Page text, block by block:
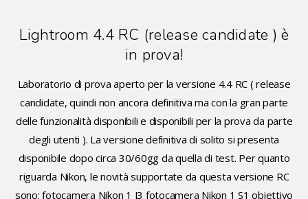
Lightroom 4.4 RC (release candidate ) è
in prova!
Laboratorio di prova aperto per la versione 4.4 RC ( release
candidate, quindi non ancora definitiva ma con la gran parte
delle funzionalità disponibili e disponibili per la prova da parte
degli utenti ). La versione definitiva di solito si presenta
disponibile dopo circa 30/60gg da quella di test. Per quanto
riguarda Nikon, le novità supportate da questa versione RC
sono: fotocamera Nikon 1 J3 fotocamera Nikon 1 S1 obiettivo